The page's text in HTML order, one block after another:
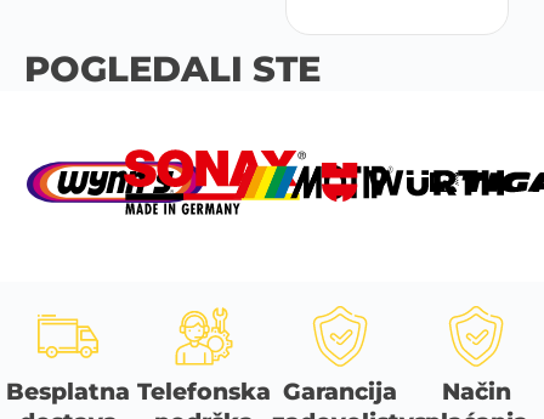
POGLEDALI STE
Besplatna Telefonska Garancija
Način